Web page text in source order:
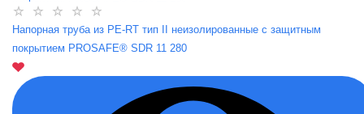
Напорная труба из PE-RT тип II неизолированные с защитным
покрытием PROSAFE® SDR 11 280